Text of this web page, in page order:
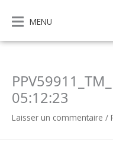
contenu
MENU
05:12:23
Laisser un commentaire /